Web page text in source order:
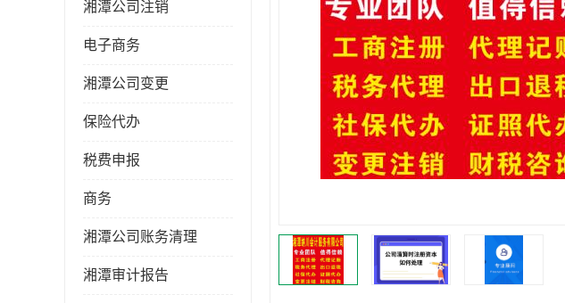
湘潭公司注销
电子商务
湘潭公司变更
保险代办
税费申报
商务
湘潭公司账务清理
湘潭审计报告